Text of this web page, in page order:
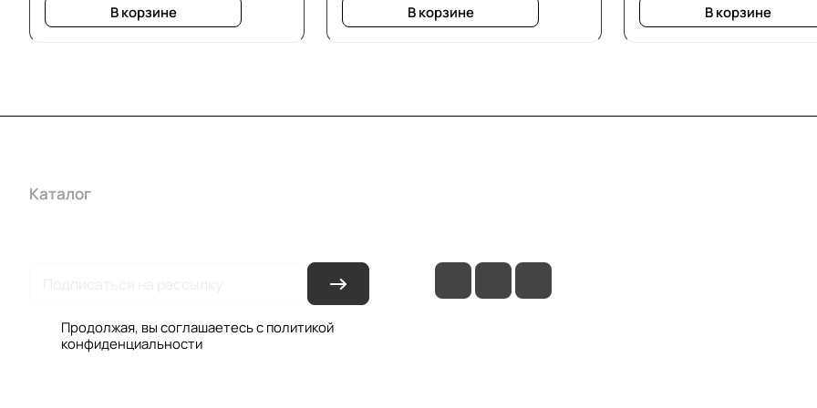
В корзине
В корзине
В корзине
Каталог
Продолжая, вы соглашаетесь с политикой
конфиденциальности